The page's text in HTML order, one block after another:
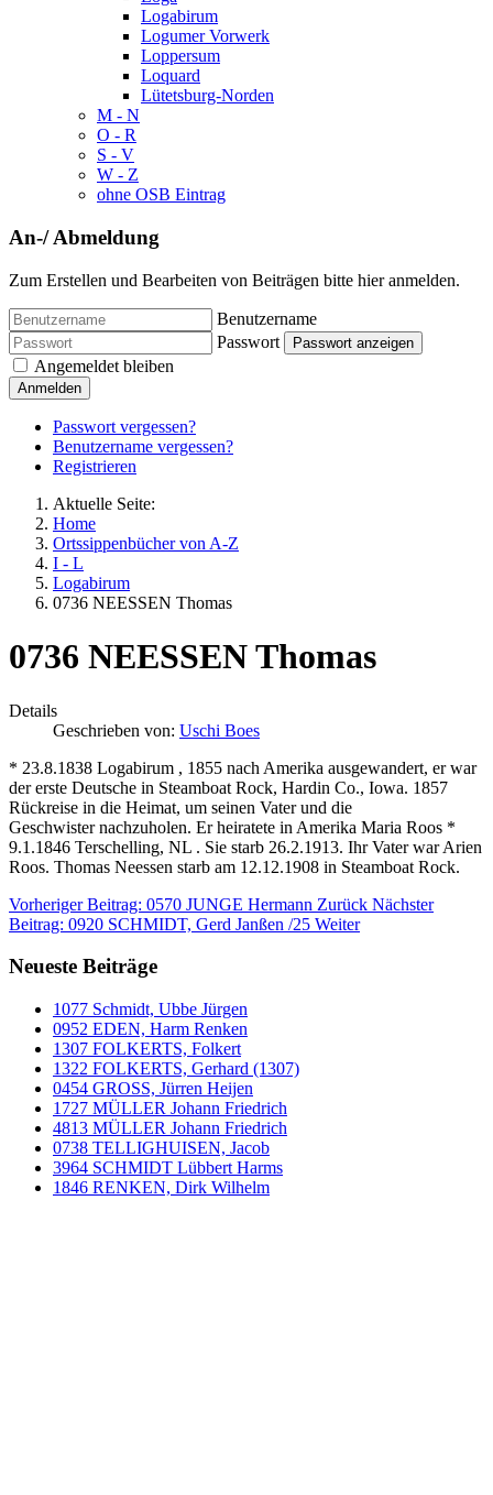
Logabirum
Logumer Vorwerk
Loppersum
Loquard
Lütetsburg-Norden
M - N
O - R
S - V
W - Z
ohne OSB Eintrag
An-/ Abmeldung
Zum Erstellen und Bearbeiten von Beiträgen bitte hier anmelden.
Benutzername
Passwort
Passwort anzeigen
Angemeldet bleiben
Anmelden
Passwort vergessen?
Benutzername vergessen?
Registrieren
Aktuelle Seite:
Home
Ortssippenbücher von A-Z
I - L
Logabirum
0736 NEESSEN Thomas
0736 NEESSEN Thomas
Details
Geschrieben von: Uschi Boes
* 23.8.1838 Logabirum , 1855 nach Amerika ausgewandert, er war
der erste Deutsche in Steamboat Rock, Hardin Co., Iowa. 1857
Rückreise in die Heimat, um seinen Vater und die
Geschwister nachzuholen. Er heiratete in Amerika Maria Roos *
9.1.1846 Terschelling, NL . Sie starb 26.2.1913. Ihr Vater war Arien
Roos. Thomas Neessen starb am 12.12.1908 in Steamboat Rock.
Vorheriger Beitrag: 0570 JUNGE Hermann Zurück Nächster
Beitrag: 0920 SCHMIDT, Gerd Janßen /25 Weiter
Neueste Beiträge
1077 Schmidt, Ubbe Jürgen
0952 EDEN, Harm Renken
1307 FOLKERTS, Folkert
1322 FOLKERTS, Gerhard (1307)
0454 GROSS, Jürren Heijen
1727 MÜLLER Johann Friedrich
4813 MÜLLER Johann Friedrich
0738 TELLIGHUISEN, Jacob
3964 SCHMIDT Lübbert Harms
1846 RENKEN, Dirk Wilhelm